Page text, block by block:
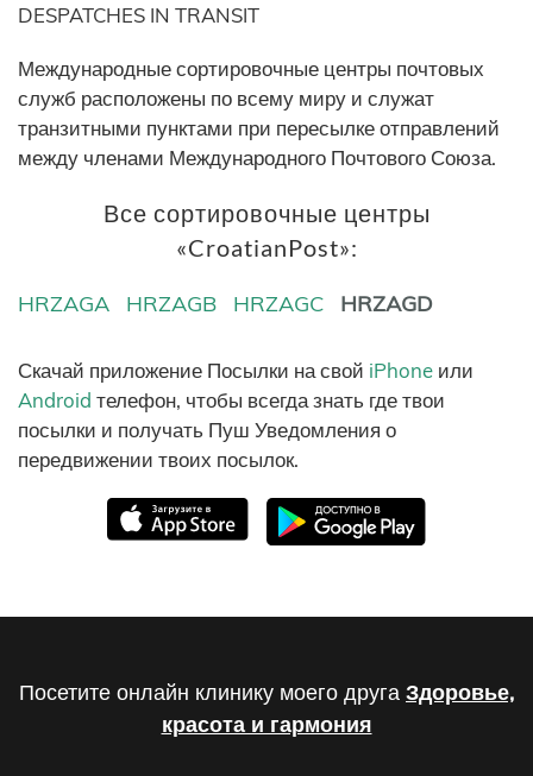
DESPATCHES IN TRANSIT
Международные сортировочные центры почтовых
служб расположены по всему миру и служат
транзитными пунктами при пересылке отправлений
между членами Международного Почтового Союза.
Все сортировочные центры
«CroatianPost»:
HRZAGA HRZAGB HRZAGC HRZAGD
Скачай приложение Посылки на свой iPhone или
Android телефон, чтобы всегда знать где твои
посылки и получать Пуш Уведомления о
передвижении твоих посылок.
Посетите онлайн клинику моего друга Здоровье,
красота и гармония